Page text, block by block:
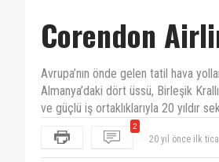
Corendon
Avrupa’nın önde gelen tatil hava
Almanya’daki dört üssü, Birleşik
ve güçlü iş ortaklıklarıyla 20 yıldır
2
20 yıl önce ilk